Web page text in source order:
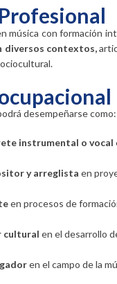
música con formación
diversos contextos,
desempeñarse como:
instrumental o vocal
y arreglista en
en procesos de
cultural en el desarrollo
en el campo de la